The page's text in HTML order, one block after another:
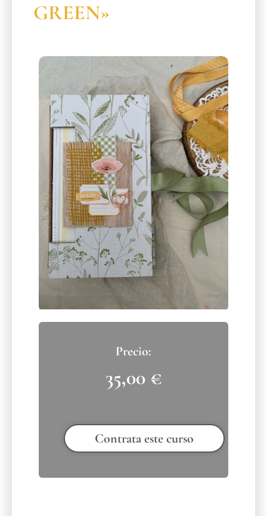
GREEN»
35,00 €
Contrata este curso